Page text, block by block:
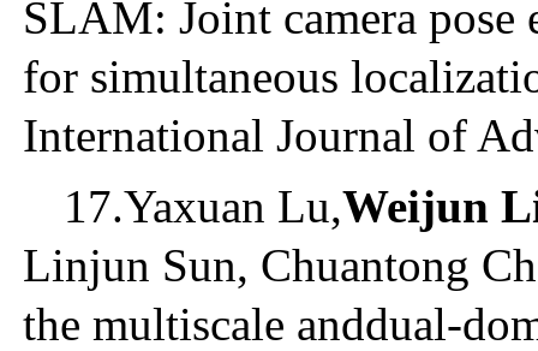
SLAM: Joint camera pose
for simultaneous
International Journal of
17.Yaxuan Lu,Weijun
Linjun Sun, Chuantong
the multiscale anddual-